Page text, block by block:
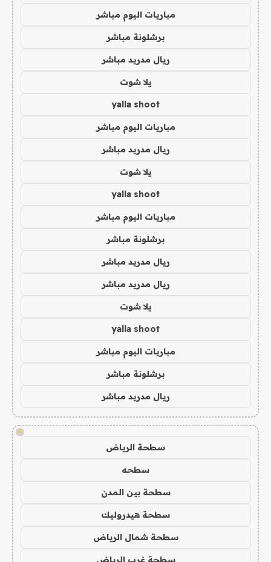
مباريات اليوم مباشر
برشلونة مباشر
ريال مدريد مباشر
يلا شوت
yalla shoot
مباريات اليوم مباشر
ريال مدريد مباشر
يلا شوت
yalla shoot
مباريات اليوم مباشر
برشلونة مباشر
ريال مدريد مباشر
ريال مدريد مباشر
يلا شوت
yalla shoot
مباريات اليوم مباشر
برشلونة مباشر
ريال مدريد مباشر
!
سطحة الرياض
سطحه
سطحة بين المدن
سطحة هيدروليك
سطحة شمال الرياض
سطحة غرب الرياض